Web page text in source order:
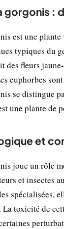
gorgonis :
est une
typiques du
des fleurs
euphorbes
se distingue
une plante de
et
joue un rôle
et insectes
spécialisées,
toxicité de